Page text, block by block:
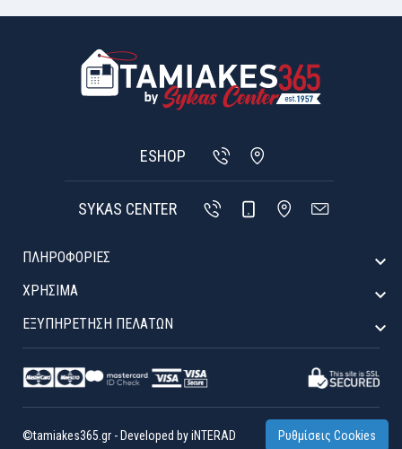
ESHOP
SYKAS CENTER
ΠΛΗΡΟΦΟΡΙΕΣ 
ΧΡΉΣΙΜΑ 
ΕΞΥΠΗΡΈΤΗΣΗ ΠΕΛΑΤΏΝ 
©tamiakes365.gr - Developed byiNTERAD Ρυθμίσεις Cookies